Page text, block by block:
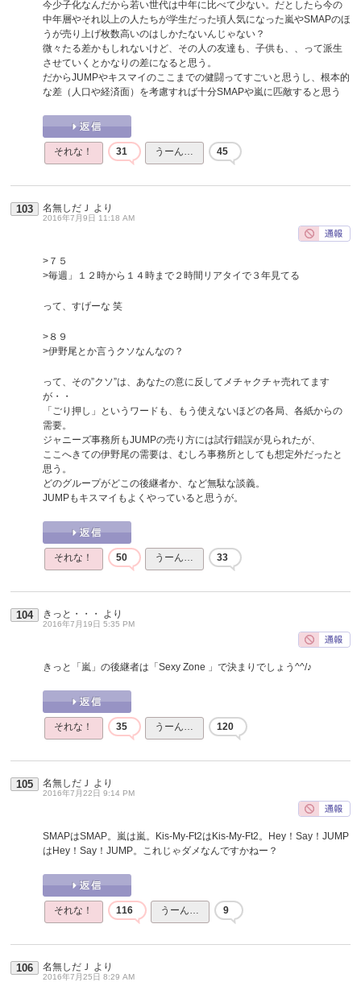
今少子化なんだから若い世代は中年に比べて少ない。だとしたら今の
中年層やそれ以上の人たちが学生だった頃人気になった嵐やSMAPのほ
うが売り上げ枚数高いのはしかたないんじゃない？
微々たる差かもしれないけど、その人の友達も、子供も、、って派生
させていくとかなりの差になると思う。
だからJUMPやキスマイのここまでの健闘ってすごいと思うし、根本的
な差（人口や経済面）を考慮すれば十分SMAPや嵐に匹敵すると思う
それな！ 31 うーん… 45
103 名無しだＪ より
2016年7月9日 11:18 AM
>７５
>毎週」１２時から１４時まで２時間リアタイで３年見てる
って、すげーな 笑
>８９
>伊野尾とか言うクソなんなの？
って、その”クソ”は、あなたの意に反してメチャクチャ売れてます
が・・
「ごり押し」というワードも、もう使えないほどの各局、各紙からの
需要。
ジャニーズ事務所もJUMPの売り方には試行錯誤が見られたが、
ここへきての伊野尾の需要は、むしろ事務所としても想定外だったと
思う。
どのグループがどこの後継者か、など無駄な談義。
JUMPもキスマイもよくやっていると思うが。
それな！ 50 うーん… 33
104 きっと・・・ より
2016年7月19日 5:35 PM
きっと「嵐」の後継者は「Sexy Zone 」で決まりでしょう^^/♪
それな！ 35 うーん… 120
105 名無しだＪ より
2016年7月22日 9:14 PM
SMAPはSMAP。嵐は嵐。Kis-My-Ft2はKis-My-Ft2。Hey！Say！JUMP
はHey！Say！JUMP。これじゃダメなんですかねー？
それな！ 116 うーん… 9
106 名無しだＪ より
2016年7月25日 8:29 AM